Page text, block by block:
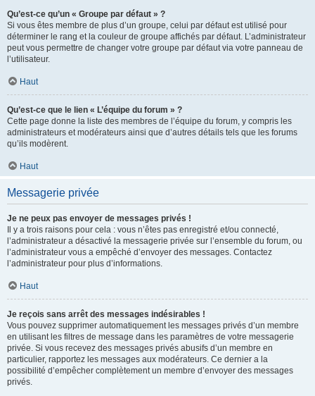
Qu’est-ce qu’un « Groupe par défaut » ?
Si vous êtes membre de plus d’un groupe, celui par défaut est utilisé pour
déterminer le rang et la couleur de groupe affichés par défaut. L’administrateur
peut vous permettre de changer votre groupe par défaut via votre panneau de
l’utilisateur.
Haut
Qu’est-ce que le lien « L’équipe du forum » ?
Cette page donne la liste des membres de l’équipe du forum, y compris les
administrateurs et modérateurs ainsi que d’autres détails tels que les forums
qu’ils modèrent.
Haut
Messagerie privée
Je ne peux pas envoyer de messages privés !
Il y a trois raisons pour cela : vous n’êtes pas enregistré et/ou connecté,
l’administrateur a désactivé la messagerie privée sur l’ensemble du forum, ou
l’administrateur vous a empêché d’envoyer des messages. Contactez
l’administrateur pour plus d’informations.
Haut
Je reçois sans arrêt des messages indésirables !
Vous pouvez supprimer automatiquement les messages privés d’un membre
en utilisant les filtres de message dans les paramètres de votre messagerie
privée. Si vous recevez des messages privés abusifs d’un membre en
particulier, rapportez les messages aux modérateurs. Ce dernier a la
possibilité d’empêcher complètement un membre d’envoyer des messages
privés.